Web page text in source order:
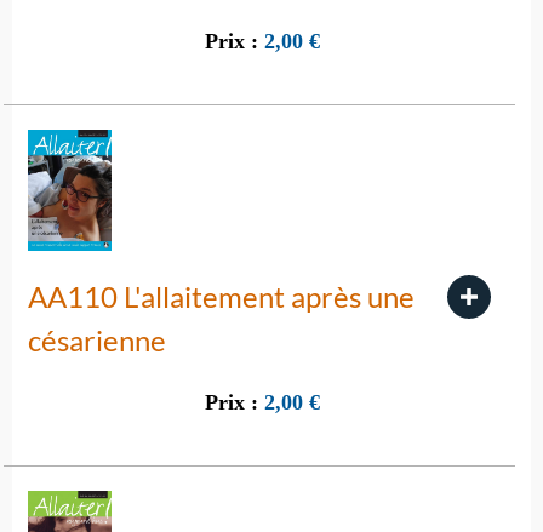
Prix : 2,00 €
AA110 L'allaitement après une
césarienne
Prix : 2,00 €